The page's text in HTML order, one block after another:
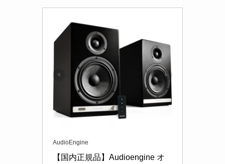
AudioEngine
【国内正規品】Audioengine オ